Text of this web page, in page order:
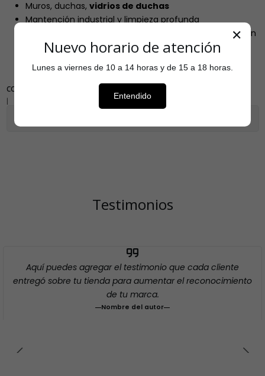
Muros, duchas, vidrios de duchas
Mantención industrial y limpieza profunda
Áreas con suciedad pesada, moderada o liviana (según
dilución)
COMPARTIR
Testimonios
Aquí puedes agregar el testimonio que cada cliente
entregó sobre tu tienda para aumentar el reconocimiento
de tu marca.
Nombre del autor
✕
Nuevo horario de atención
Lunes a viernes de 10 a 14 horas y de 15 a 18 horas.
Entendido